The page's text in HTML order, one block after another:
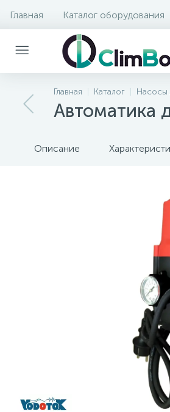
Главная Каталог оборудования
Главная Каталог Насосы
Автоматика
Описание